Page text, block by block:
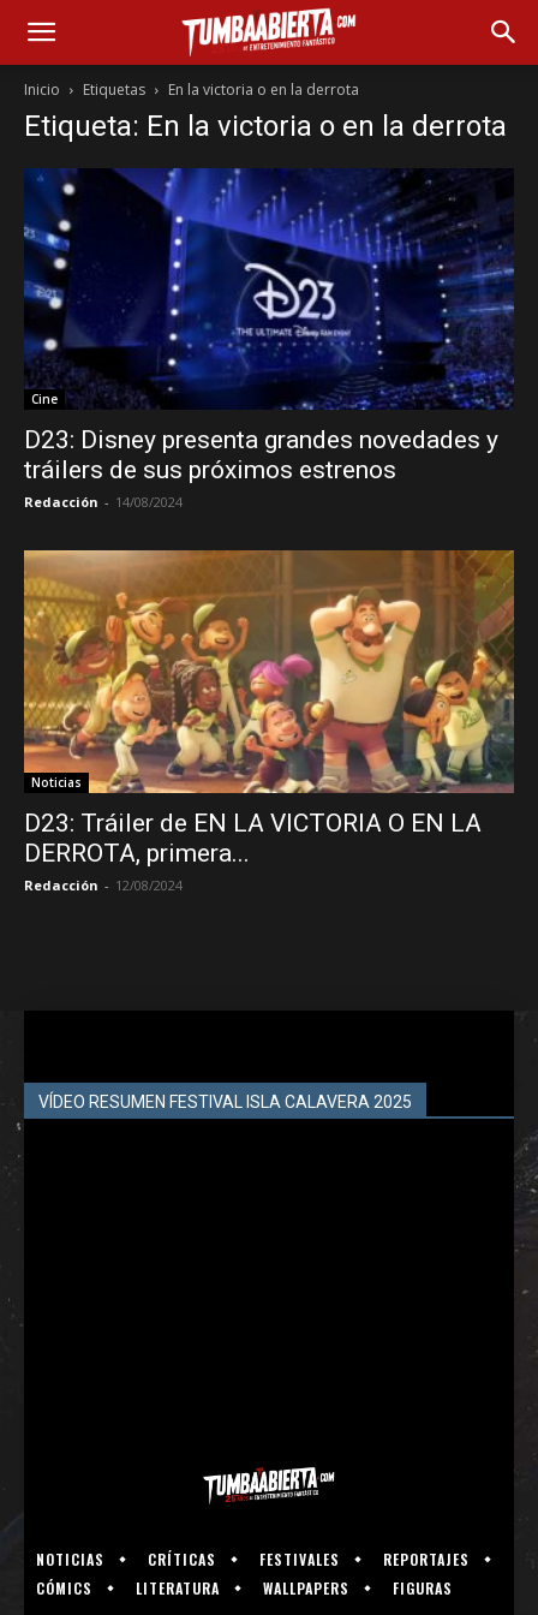
Inicio Etiquetas En la victoria o en la derrota
Etiqueta: En la victoria o en la derrota
Cine
D23: Disney presenta grandes novedades y
tráilers de sus próximos estrenos
Redacción - 14/08/2024
Noticias
D23: Tráiler de EN LA VICTORIA O EN LA
DERROTA, primera...
Redacción - 12/08/2024
VÍDEO RESUMEN FESTIVAL ISLA CALAVERA 2025
NOTICIAS CRÍTICAS FESTIVALES
REPORTAJES
CÓMICS
LITERATURA WALLPAPERS FIGURAS